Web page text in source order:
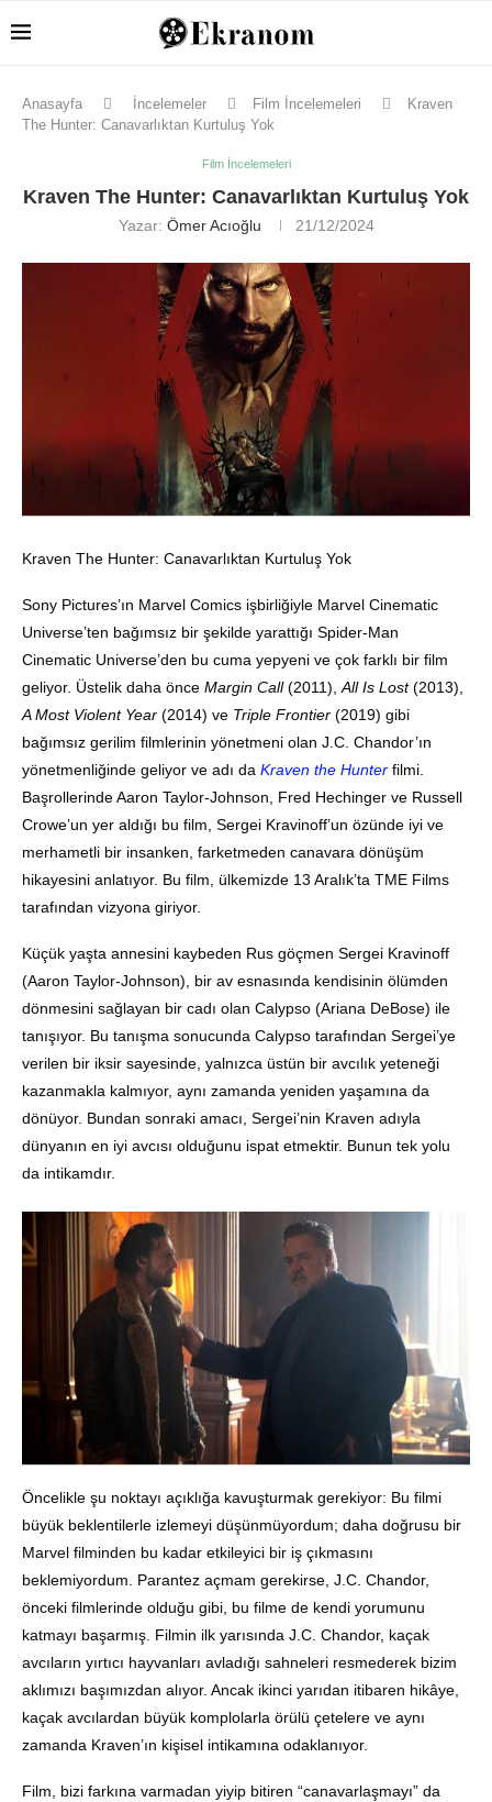
Anasayfa İncelemeler Film İncelemeleri
Kraven
The Hunter: Canavarlıktan Kurtuluş Yok
Film İncelemeleri
Kraven The Hunter: Canavarlıktan Kurtuluş Yok
Yazar: Ömer Acıoğlu 21/12/2024
Kraven The Hunter: Canavarlıktan Kurtuluş Yok
Sony Pictures’ın Marvel Comics işbirliğiyle Marvel Cinematic
Universe’ten bağımsız bir şekilde yarattığı Spider-Man
Cinematic Universe’den bu cuma yepyeni ve çok farklı bir film
geliyor. Üstelik daha önce Margin Call(2011), All Is Lost(2013),
A Most Violent Year (2014) ve Triple Frontier (2019) gibi
bağımsız gerilim filmlerinin yönetmeni olan J.C. Chandor’ın
yönetmenliğinde geliyor ve adı da Kraven the Hunter filmi.
Başrollerinde Aaron Taylor-Johnson, Fred Hechinger ve Russell
Crowe’un yer aldığı bu film, Sergei Kravinoff’un özünde iyi ve
merhametli bir insanken, farketmeden canavara dönüşüm
hikayesini anlatıyor. Bu film, ülkemizde 13 Aralık’ta TME Films
tarafından vizyona giriyor.
Küçük yaşta annesini kaybeden Rus göçmen Sergei Kravinoff
(Aaron Taylor-Johnson), bir av esnasında kendisinin ölümden
dönmesini sağlayan bir cadı olan Calypso (Ariana DeBose) ile
tanışıyor. Bu tanışma sonucunda Calypso tarafından Sergei’ye
verilen bir iksir sayesinde, yalnızca üstün bir avcılık yeteneği
kazanmakla kalmıyor, aynı zamanda yeniden yaşamına da
dönüyor. Bundan sonraki amacı, Sergei’nin Kraven adıyla
dünyanın en iyi avcısı olduğunu ispat etmektir. Bunun tek yolu
da intikamdır.
Öncelikle şu noktayı açıklığa kavuşturmak gerekiyor: Bu filmi
büyük beklentilerle izlemeyi düşünmüyordum; daha doğrusu bir
Marvel filminden bu kadar etkileyici bir iş çıkmasını
beklemiyordum. Parantez açmam gerekirse, J.C. Chandor,
önceki filmlerinde olduğu gibi, bu filme de kendi yorumunu
katmayı başarmış. Filmin ilk yarısında J.C. Chandor, kaçak
avcıların yırtıcı hayvanları avladığı sahneleri resmederek bizim
aklımızı başımızdan alıyor. Ancak ikinci yarıdan itibaren hikâye,
kaçak avcılardan büyük komplolarla örülü çetelere ve aynı
zamanda Kraven’ın kişisel intikamına odaklanıyor.
Film, bizi farkına varmadan yiyip bitiren “canavarlaşmayı” da